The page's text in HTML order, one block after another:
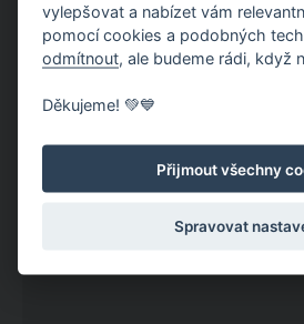
vylepšovat a nabízet vám
pomocí cookies a podobných
odmítnout, ale budeme rádi, když
Děkujeme! 💚💙
Přijmout všechny
Spravovat